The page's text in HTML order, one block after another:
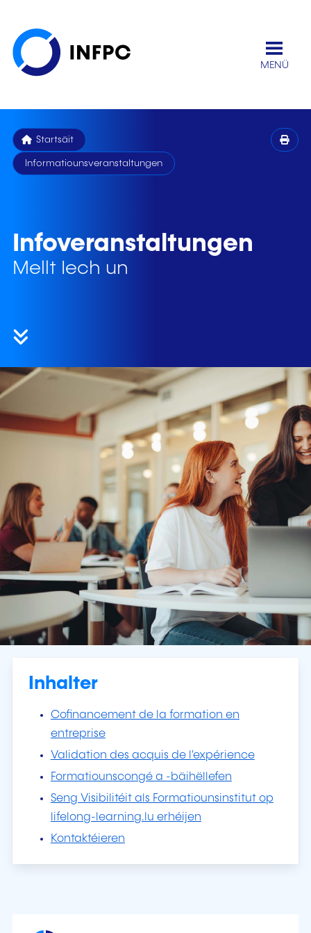
MENÜ
Startsäit
Informatiounsveranstaltungen
Infoveranstaltungen
Mellt Iech un
Inhalter
Cofinancement de la formation en
entreprise
Validation des acquis de l'expérience
Formatiounscongé a -bäihëllefen
Seng Visibilitéit als Formatiounsinstitut op
lifelong-learning.lu erhéijen
Kontaktéieren